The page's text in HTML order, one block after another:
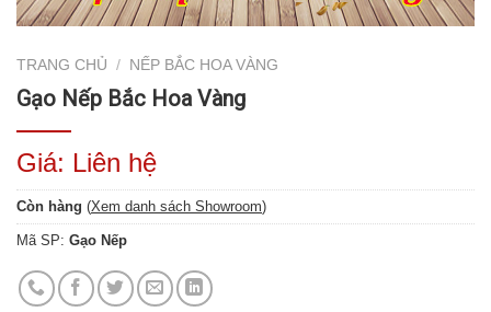
TRANG CHỦ / NẾP BẮC HOA VÀNG
Gạo Nếp Bắc Hoa Vàng
Giá: Liên hệ
Còn hàng (Xem danh sách Showroom)
Mã SP: Gạo Nếp